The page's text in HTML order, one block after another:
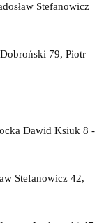
Stefanowicz
79, Piotr
Dawid Ksiuk 8 -
Stefanowicz 42,